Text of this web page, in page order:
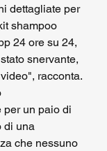
dettagliate per
shampoo
24 ore su 24,
snervante,
racconta.
per un paio di
di una
che nessuno